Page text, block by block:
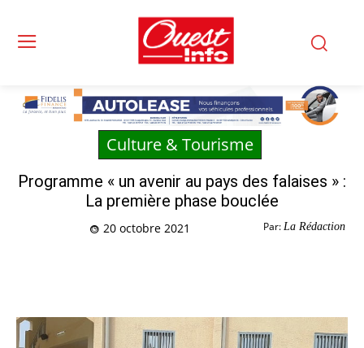
Culture & Tourisme
Programme « un avenir au pays des falaises » :
La première phase bouclée
Par: La Rédaction
20 octobre 2021